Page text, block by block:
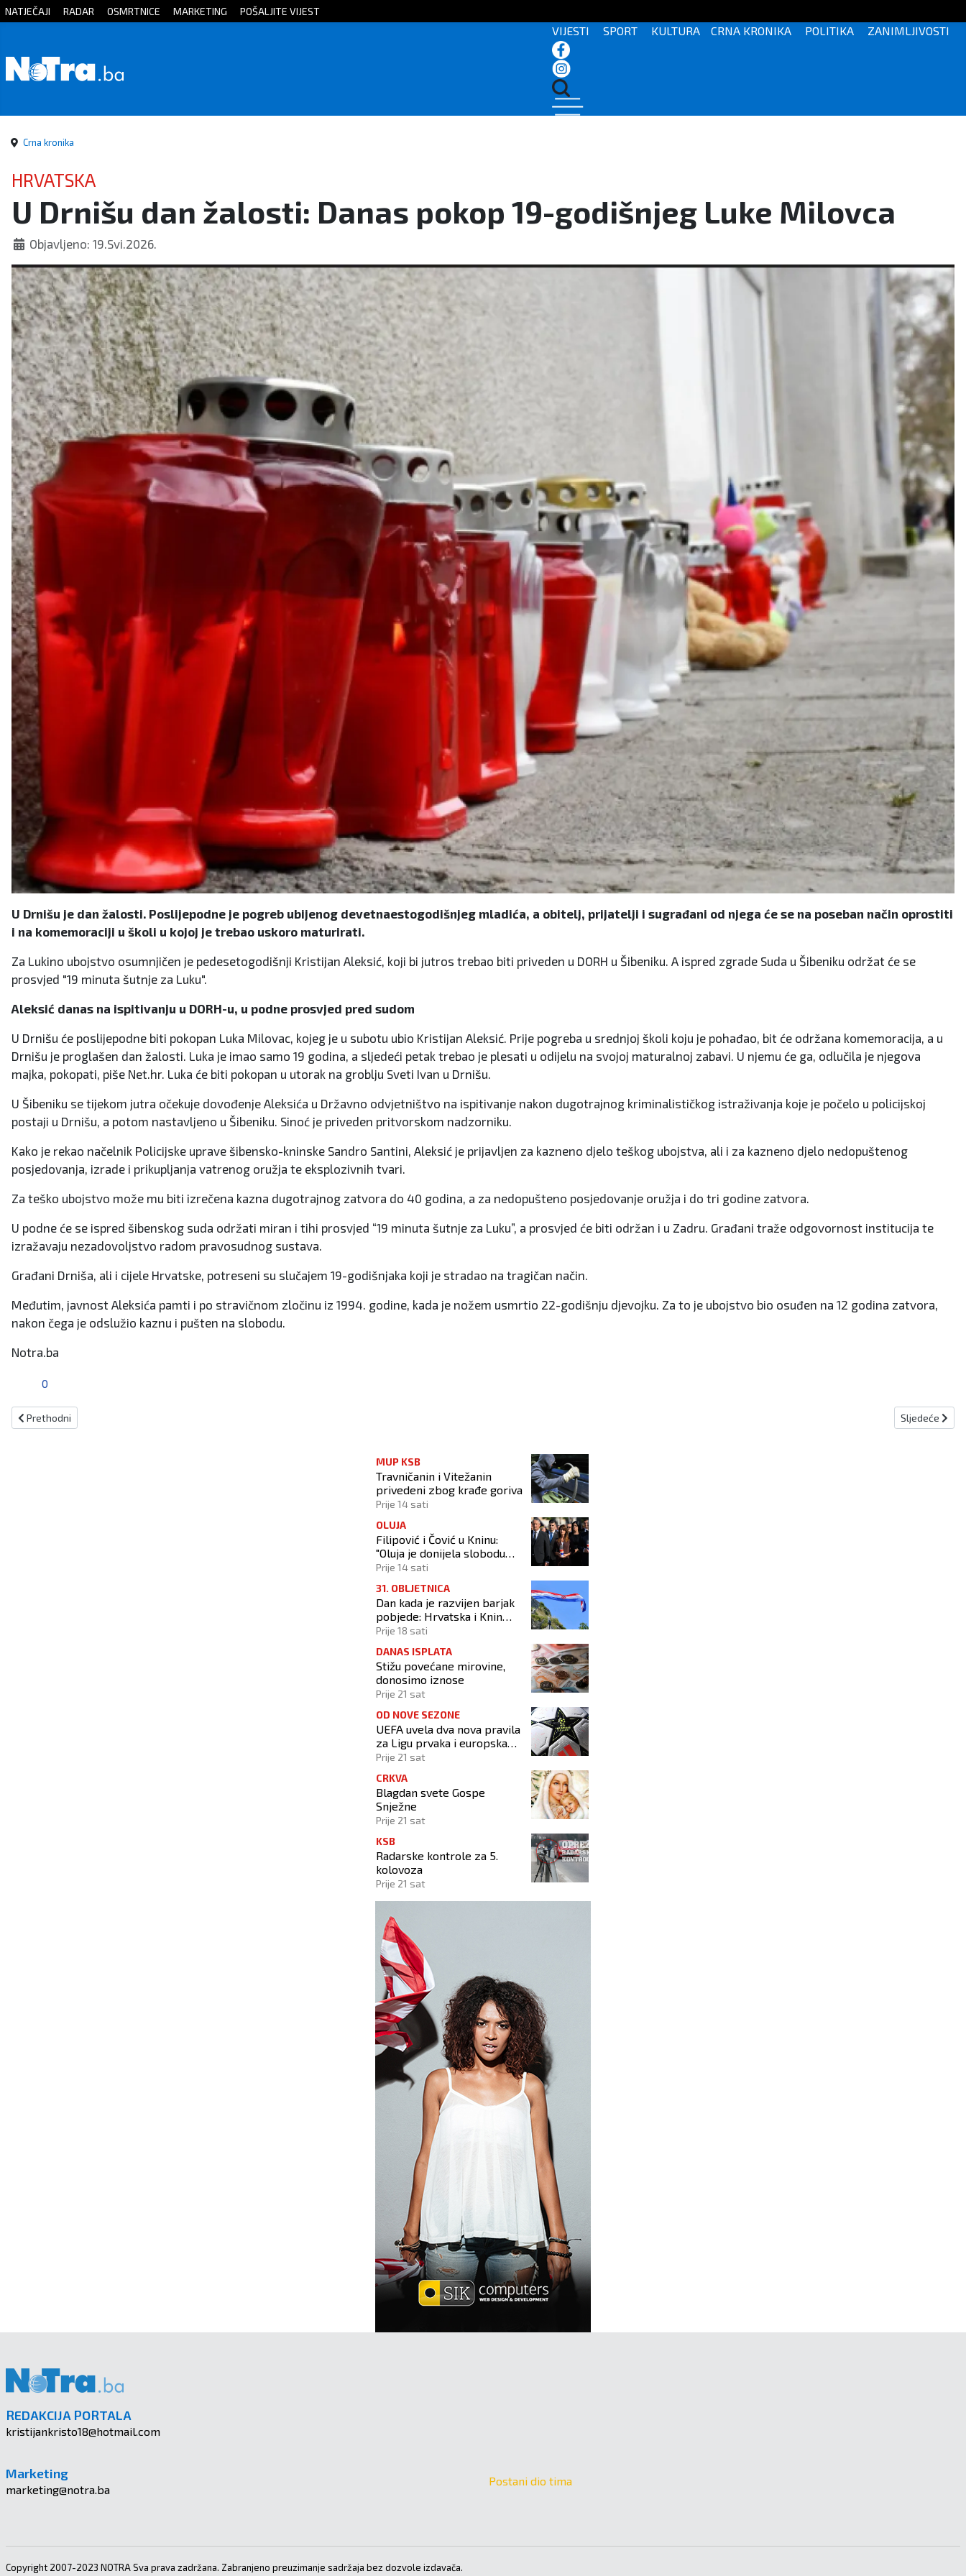
Početna
Sport
Kultura
Crna
kronika
Politika
Zanimljivosti
NATJEČAJI RADAR OSMRTNICE MARKETING POŠALJITE VIJEST
VIJESTI SPORT KULTURA CRNA KRONIKA POLITIKA ZANIMLJIVOSTI
Crna kronika
HRVATSKA
U Drnišu dan žalosti: Danas pokop 19-godišnjeg Luke Milovca
Objavljeno: 19.Svi.2026.
U Drnišu je dan žalosti. Poslijepodne je pogreb ubijenog devetnaestogodišnjeg mladića, a obitelj, prijatelji i sugrađani od njega će se na poseban način oprostiti
i na komemoraciji u školi u kojoj je trebao uskoro maturirati.
Za Lukino ubojstvo osumnjičen je pedesetogodišnji Kristijan Aleksić, koji bi jutros trebao biti priveden u DORH u Šibeniku. A ispred zgrade Suda u Šibeniku održat će se
prosvjed "19 minuta šutnje za Luku".
Aleksić danas na ispitivanju u DORH-u, u podne prosvjed pred sudom
U Drnišu će poslijepodne biti pokopan Luka Milovac, kojeg je u subotu ubio Kristijan Aleksić. Prije pogreba u srednjoj školi koju je pohađao, bit će održana komemoracija, a u
Drnišu je proglašen dan žalosti. Luka je imao samo 19 godina, a sljedeći petak trebao je plesati u odijelu na svojoj maturalnoj zabavi. U njemu će ga, odlučila je njegova
majka, pokopati, piše Net.hr. Luka će biti pokopan u utorak na groblju Sveti Ivan u Drnišu.
U Šibeniku se tijekom jutra očekuje dovođenje Aleksića u Državno odvjetništvo na ispitivanje nakon dugotrajnog kriminalističkog istraživanja koje je počelo u policijskoj
postaji u Drnišu, a potom nastavljeno u Šibeniku. Sinoć je priveden pritvorskom nadzorniku.
Kako je rekao načelnik Policijske uprave šibensko-kninske Sandro Santini, Aleksić je prijavljen za kazneno djelo teškog ubojstva, ali i za kazneno djelo nedopuštenog
posjedovanja, izrade i prikupljanja vatrenog oružja te eksplozivnih tvari.
Za teško ubojstvo može mu biti izrečena kazna dugotrajnog zatvora do 40 godina, a za nedopušteno posjedovanje oružja i do tri godine zatvora.
U podne će se ispred šibenskog suda održati miran i tihi prosvjed “19 minuta šutnje za Luku”, a prosvjed će biti održan i u Zadru. Građani traže odgovornost institucija te
izražavaju nezadovoljstvo radom pravosudnog sustava.
Građani Drniša, ali i cijele Hrvatske, potreseni su slučajem 19-godišnjaka koji je stradao na tragičan način.
Međutim, javnost Aleksića pamti i po stravičnom zločinu iz 1994. godine, kada je nožem usmrtio 22-godišnju djevojku. Za to je ubojstvo bio osuđen na 12 godina zatvora,
nakon čega je odslužio kaznu i pušten na slobodu.
Notra.ba
0
Prethodni članak: U Travniku, Uskoplju, Kiseljaku i Jajcu pronađene droge!
Prethodni Sljedeći
Sljedeće
MUP KSB
Travničanin i Vitežanin
privedeni zbog krađe goriva
Prije 14 sati
OLUJA
Filipović i Čović u Kninu:
"Oluja je donijela slobodu
Hrvatskoj, a BiH otvorila put
Prije 14 sati
31. OBLJETNICA
Dan kada je razvijen barjak
pobjede: Hrvatska i Knin
ponosno slave obljetnicu
Prije 18 sati
DANAS ISPLATA
Stižu povećane mirovine,
donosimo iznose
Prije 21 sat
OD NOVE SEZONE
UEFA uvela dva nova pravila
za Ligu prvaka i europska
natjecanja
Prije 21 sat
CRKVA
Blagdan svete Gospe
Snježne
Prije 21 sat
KSB
Radarske kontrole za 5.
kolovoza
Prije 21 sat
REDAKCIJA PORTALA
kristijankristo18@hotmail.com
Marketing
marketing@notra.ba
Postani dio tima
Copyright 2007-2023 NOTRA Sva prava zadržana. Zabranjeno preuzimanje sadržaja bez dozvole izdavača.